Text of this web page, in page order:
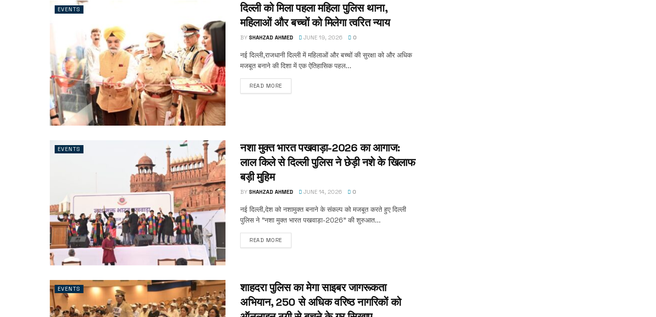
EVENTS
दिल्ली को मिला पहला महिला पुलिस थाना,
महिलाओं और बच्चों को मिलेगा त्वरित न्याय
BY SHAHZAD AHMED JUNE 19, 2026 0
नई दिल्ली,राजधानी दिल्ली में महिलाओं और बच्चों की सुरक्षा को और अधिक
मजबूत बनाने की दिशा में एक ऐतिहासिक पहल...
READ MORE
EVENTS
नशा मुक्त भारत पखवाड़ा-2026 का आगाज:
लाल किले से दिल्ली पुलिस ने छेड़ी नशे के खिलाफ
बड़ी मुहिम
BY SHAHZAD AHMED JUNE 14, 2026 0
नई दिल्ली,देश को नशामुक्त बनाने के संकल्प को मजबूत करते हुए दिल्ली
पुलिस ने "नशा मुक्त भारत पखवाड़ा-2026" की शुरुआत...
READ MORE
EVENTS
शाहदरा पुलिस का मेगा साइबर जागरूकता
अभियान, 250 से अधिक वरिष्ठ नागरिकों को